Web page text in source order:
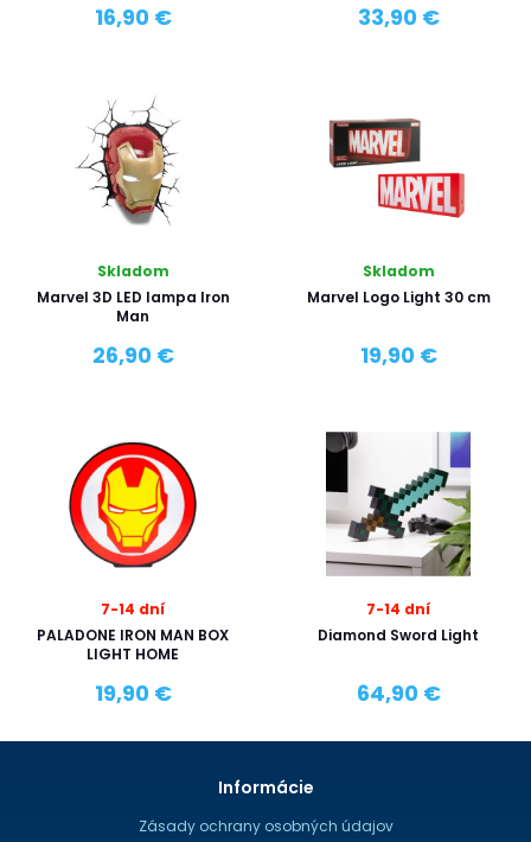
16,90 € 33,90 €
Skladom
Marvel 3D LED lampa Iron
Man
26,90 €
Skladom
Marvel Logo Light 30 cm
19,90 €
7-14 dní
PALADONE IRON MAN BOX
LIGHT HOME
19,90 €
7-14 dní
Diamond Sword Light
64,90 €
Informácie
Zásady ochrany osobných údajov